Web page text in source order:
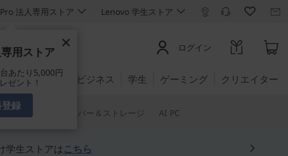
法人専用ストア
×
用ストア
あたり5,000円
ゼント！
録
Lenovo 学生ストア
ログイン
ビジネス 学生 ゲーミング クリエイター
ソフトウェア サーバー＆ストレージ AI PC
学生ストアはこちら